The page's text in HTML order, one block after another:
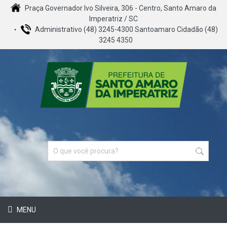
Praça Governador Ivo Silveira, 306 - Centro, Santo Amaro da
Imperatriz / SC
Administrativo (48) 3245-4300 Santoamaro Cidadão (48)
3245 4350
MENU